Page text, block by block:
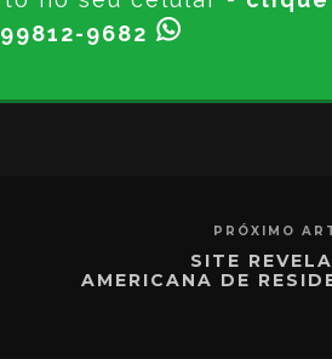
9682
PRÓXIMO
SITE
AMERICANA DE